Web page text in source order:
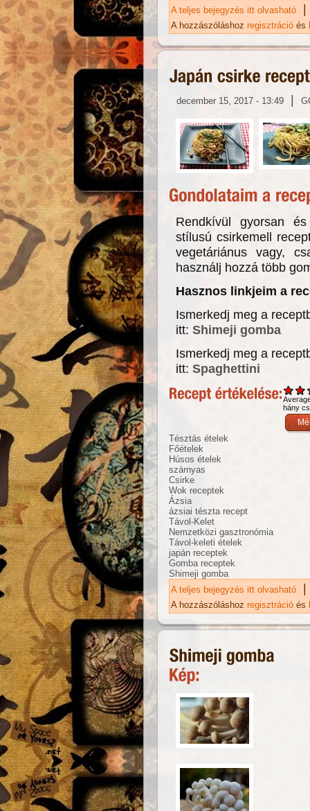
A teljes bejegyzés itt olvasható
|
A hozzászóláshoz regisztráció és
december 15, 2017 - 13:49 |
Rendkívül gyorsan
stílusú csirkemell
vegetáriánus vagy,
használj hozzá több
Hasznos linkjeim a
Ismerkedj meg a
itt: Shimeji gomba
Ismerkedj meg a
itt: Spaghettini
hány
Tésztás ételek
Főételek
Húsos ételek
szárnyas
Csirke
Wok receptek
Ázsia
ázsiai tészta recept
Távol-Kelet
Nemzetközi gasztronómia
Távol-keleti ételek
japán receptek
Gomba receptek
Shimeji gomba
A teljes bejegyzés itt olvasható
|
A hozzászóláshoz regisztráció és